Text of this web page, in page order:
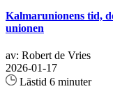
Kalmarunionens tid,
unionen
av: Robert de Vries
2026-01-17
Lästid 6 minuter